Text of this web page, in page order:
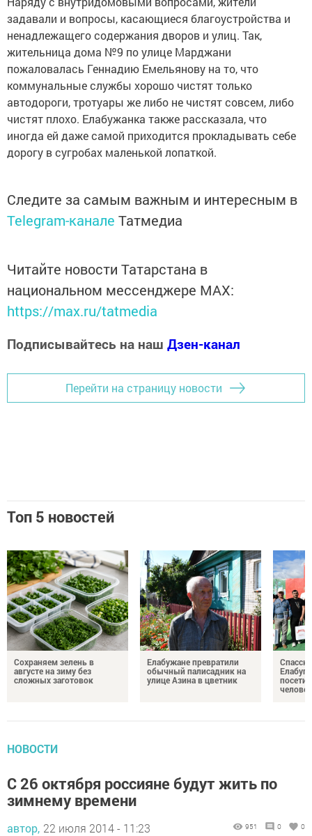
задавали и вопросы, касающиеся благоустройства и
ненадлежащего содержания дворов и улиц. Так,
жительница дома №9 по улице Марджани
пожаловалась Геннадию Емельянову на то, что
коммунальные службы хорошо чистят только
автодороги, тротуары же либо не чистят совсем, либо
чистят плохо. Елабужанка также рассказала, что
иногда ей даже самой приходится прокладывать себе
дорогу в сугробах маленькой лопаткой.
Следите за самым важным и интересным в
Telegram-канале Татмедиа
Читайте новости Татарстана в
национальном мессенджере MАХ:
https://max.ru/tatmedia
Подписывайтесь на наш Дзен-канал
Перейти на страницу новости
Топ 5 новостей
Сохраняем зелень в
августе на зиму без
сложных заготовок
Елабужане превратили
обычный палисадник на
улице Азина в цветник
человек
НОВОСТИ
С 26 октября россияне будут жить по
зимнему времени
автор, 22 июля 2014 - 11:23 951 0 0